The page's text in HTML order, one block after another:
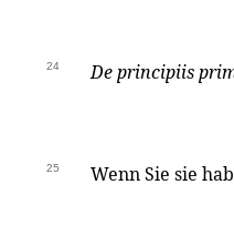
24 De principiis
25 Wenn Sie sie